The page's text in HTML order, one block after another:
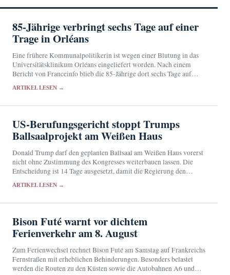
85-Jährige verbringt sechs Tage auf einer
Trage in Orléans
Eine frühere Kommunalpolitikerin ist wegen einer Blutung in das
Universitätsklinikum Orléans eingeliefert worden. Nach einem
Bericht von Franceinfo blieb die 85-Jährige dort sechs Tage auf
ARTIKEL LESEN →
US-Berufungsgericht stoppt Trumps
Ballsaalprojekt am Weißen Haus
Donald Trump darf den geplanten Ballsaal am Weißen Haus vorerst
nicht ohne Zustimmung des Kongresses weiterbauen lassen. Die
Entscheidung ist 14 Tage ausgesetzt, damit die Regierung den
ARTIKEL LESEN →
Bison Futé warnt vor dichtem
Ferienverkehr am 8. August
Zum Ferienwechsel rechnet Bison Futé am Samstag auf Frankreichs
Fernstraßen mit erheblichen Behinderungen. Besonders belastet
werden die Routen zu den Küsten sowie die Autobahnen A6 und